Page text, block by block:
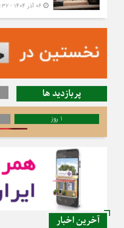
۰۶ آذر ۱۴۰۴ - ۹:۳۲
پربازدید ها
1 روز
آخرین اخبار